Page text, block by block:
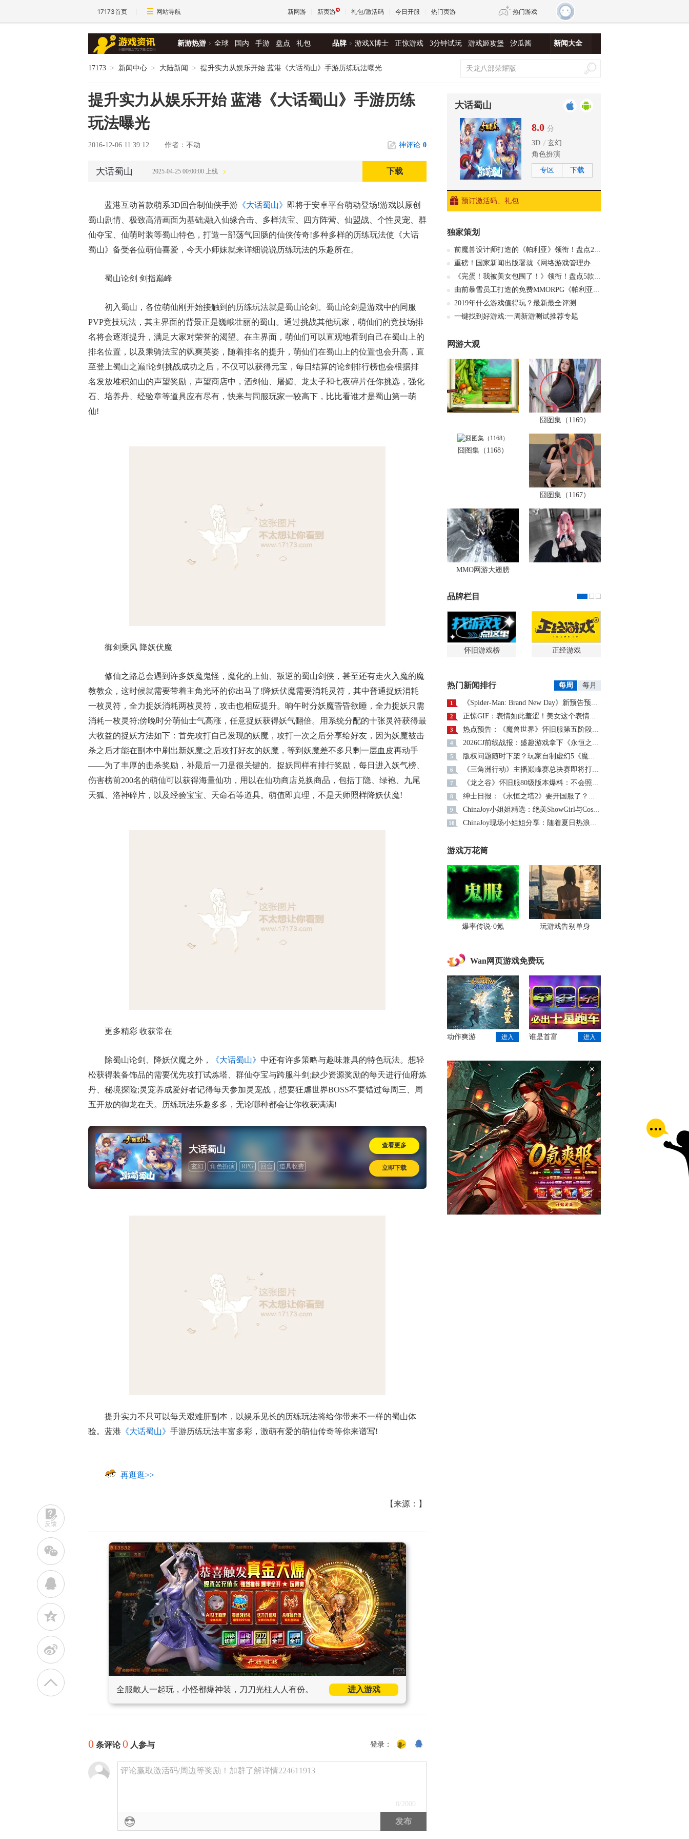
17173首页 网站导航 新网游 新页游 礼包/激活码 今日开服 热门页游 热门游戏
王权与自由 诛仙世界 仙剑世界
新游热游 全球 国内 手游 盘点 礼包 品牌 游戏X博士 正惊游戏 3分钟试玩 游戏姬攻堡 汐瓜酱 新闻大全
17173 > 新闻中心 > 大陆新闻 > 提升实力从娱乐开始 蓝港《大话蜀山》手游历练玩法曝光
提升实力从娱乐开始 蓝港《大话蜀山》手游历练
玩法曝光
2016-12-06 11:39:12 作者：不动 神评论 0
大话蜀山 2025-04-25 00:00:00 上线 下载
蓝港互动首款萌系3D回合制仙侠手游 《大话蜀山》
即将于安卓平台萌动登场!游戏以原创
蜀山剧情、极致高清画面为基础;融入仙缘合击、多样法宝、四方阵营、仙盟战、个性灵宠、群
仙夺宝、仙萌时装等蜀山特色，打造一部荡气回肠的仙侠传奇!多种多样的历练玩法使《大话
蜀山》备受各位萌仙喜爱，今天小师妹就来详细说说历练玩法的乐趣所在。
蜀山论剑 剑指巅峰
初入蜀山，各位萌仙刚开始接触到的历练玩法就是蜀山论剑。蜀山论剑是游戏中的同服
PVP竞技玩法，其主界面的背景正是巍峨壮丽的蜀山。通过挑战其他玩家，萌仙们的竞技场排
名将会逐渐提升，满足大家对荣誉的渴望。在主界面，萌仙们可以直观地看到自己在蜀山上的
排名位置，以及乘骑法宝的飒爽英姿，随着排名的提升，萌仙们在蜀山上的位置也会升高，直
至登上蜀山之巅!论剑挑战成功之后，不仅可以获得元宝，每日结算的论剑排行榜也会根据排
名发放堆积如山的声望奖励，声望商店中，酒剑仙、屠媚、龙太子和七夜碎片任你挑选，强化
石、培养丹、经验章等道具应有尽有，快来与同服玩家一较高下，比比看谁才是蜀山第一萌
仙!
御剑乘风 降妖伏魔
修仙之路总会遇到许多妖魔鬼怪，魔化的上仙、叛逆的蜀山剑侠，甚至还有走火入魔的魔
教教众，这时候就需要带着主角光环的你出马了!降妖伏魔需要消耗灵符，其中普通捉妖消耗
一枚灵符，全力捉妖消耗两枚灵符，攻击也相应提升。晌午时分妖魔昏昏欲睡，全力捉妖只需
消耗一枚灵符;傍晚时分萌仙士气高涨，任意捉妖获得妖气翻倍。用系统分配的十张灵符获得最
大收益的捉妖方法如下：首先攻打自己发现的妖魔，攻打一次之后分享给好友，因为妖魔被击
杀之后才能在副本中刷出新妖魔;之后攻打好友的妖魔，等到妖魔差不多只剩一层血皮再动手
——为了丰厚的击杀奖励，补最后一刀是很关键的。捉妖同样有排行奖励，每日进入妖气榜、
伤害榜前200名的萌仙可以获得海量仙功，用以在仙功商店兑换商品，包括丁隐、绿袍、九尾
天狐、洛神碎片，以及经验宝宝、天命石等道具。萌值即真理，不是天师照样降妖伏魔!
更多精彩 收获常在
除蜀山论剑、降妖伏魔之外， 《大话蜀山》 中还有许多策略与趣味兼具的特色玩法。想轻
松获得装备饰品的需要优先攻打试炼塔、群仙夺宝与跨服斗剑;缺少资源奖励的每天进行仙府炼
丹、秘境探险;灵宠养成爱好者记得每天参加灵宠战，想要狂虐世界BOSS不要错过每周三、周
五开放的御龙在天。历练玩法乐趣多多，无论哪种都会让你收获满满!
大话蜀山
玄幻 角色扮演 RPG 回合 道具收费
查看更多
立即下载
提升实力不只可以每天艰难肝副本，以娱乐见长的历练玩法将给你带来不一样的蜀山体
验。蓝港 《大话蜀山》 手游历练玩法丰富多彩，激萌有爱的萌仙传奇等你来谱写!
再逛逛>>
【来源：】
全服散人一起玩，小怪都爆神装，刀刀光柱人人有份。 进入游戏
0 条评论0 人参与 登录：
评论赢取激活码/周边等奖励！加群了解详情224611913
0 /2000
发布
大话蜀山
8.0 分
3D
玄幻
角色扮演
专区 下载
预订激活码、礼包
独家策划
前魔兽设计师打造的《帕利亚》领衔！盘点20…
重磅！国家新闻出版署就《网络游戏管理办法…
《完蛋！我被美女包围了！》领衔！盘点5款…
由前暴雪员工打造的免费MMORPG《帕利亚》如…
2019年什么游戏值得玩？最新最全评测
一键找到好游戏:一周新游测试推荐专题
网游大观
囧图集（1169）
囧图集（1168）
囧图集（1167）
MMO网游大翅膀
品牌栏目
怀旧游戏榜 正经游戏
热门新闻排行 每周 每月
1 《Spider-Man: Brand New Day》新预告预计明日发布，另有一张新剧照公开
2 正惊GIF：表情如此羞涩！美女这个表情太好看，直接让人遐想连篇
3 热点预告：《魔兽世界》怀旧服第五阶段开启！《三角洲行动》开启全新宝藏月摸大红！
4 2026CJ前线战报：盛趣游戏拿下《永恒之塔2》国服代理
5 版权问题随时下架？玩家自制虚幻5《魔兽世界》8月15日上线
6 《三角洲行动》主播巅峰赛总决赛即将打响！8月2日，群星汇聚，新王加冕！
7 《龙之谷》怀旧服80级版本爆料：不会照搬正式服，这次要玩点不一样的
8 绅士日报：《永恒之塔2》要开国服了？游戏中的涩涩时装抢先看
9 ChinaJoy小姐姐精选：绝美ShowGirl与Coser大赏！（5）
10 ChinaJoy现场小姐姐分享：随着夏日热浪的滚滚而来（1）
游戏万花筒
爆率传说·0氪 玩游戏告别单身
Wan网页游戏免费玩
动作爽游 进入 谁是首富 进入
×
反馈
w
q
z
t